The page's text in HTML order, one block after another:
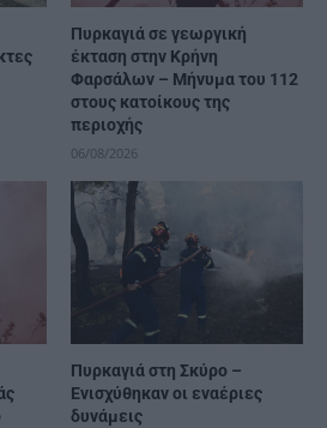
Πυρκαγιά σε γεωργική
έκταση στην Κρήνη
Φαρσάλων – Μήνυμα του 112
στους κατοίκους της
περιοχής
06/08/2026
Πυρκαγιά στη Σκύρο –
Ενισχύθηκαν οι εναέριες
δυνάμεις